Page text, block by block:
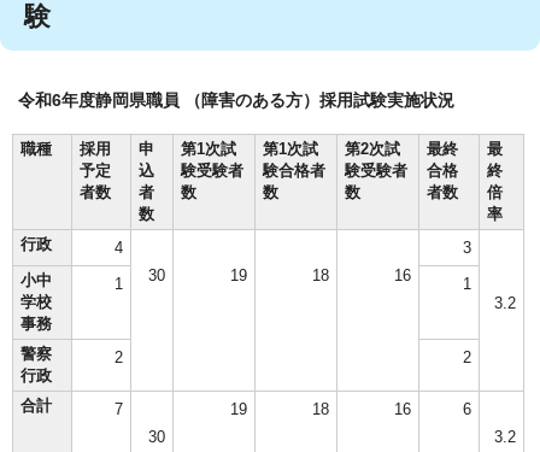
験
令和6年度静岡県職員 （障害のある方）採用試験実施状況
職種
採用
予定
者数
申
込
者
数
第1次試
験受験者
数
第1次試
験合格者
数
第2次試
験受験者
数
最終
合格
者数
最
終
倍
率
行政
4
30
19 18 16
3
3.2
小中
学校
事務
1 1
警察
行政
2 2
合計
7
30
19 18 16
6
3.2